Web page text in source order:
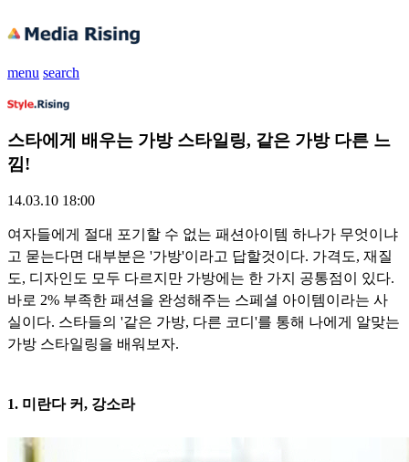
menu search
스타에게 배우는 가방 스타일링, 같은 가방 다른 느
낌!
14.03.10 18:00
여자들에게 절대 포기할 수 없는 패션아이템 하나가 무엇이냐
고 묻는다면 대부분은 '가방'이라고 답할것이다. 가격도, 재질
도, 디자인도 모두 다르지만 가방에는 한 가지 공통점이 있다.
바로 2% 부족한 패션을 완성해주는 스페셜 아이템이라는 사
실이다. 스타들의 '같은 가방, 다른 코디'를 통해 나에게 알맞는
가방 스타일링을 배워보자.
1. 미란다 커, 강소라